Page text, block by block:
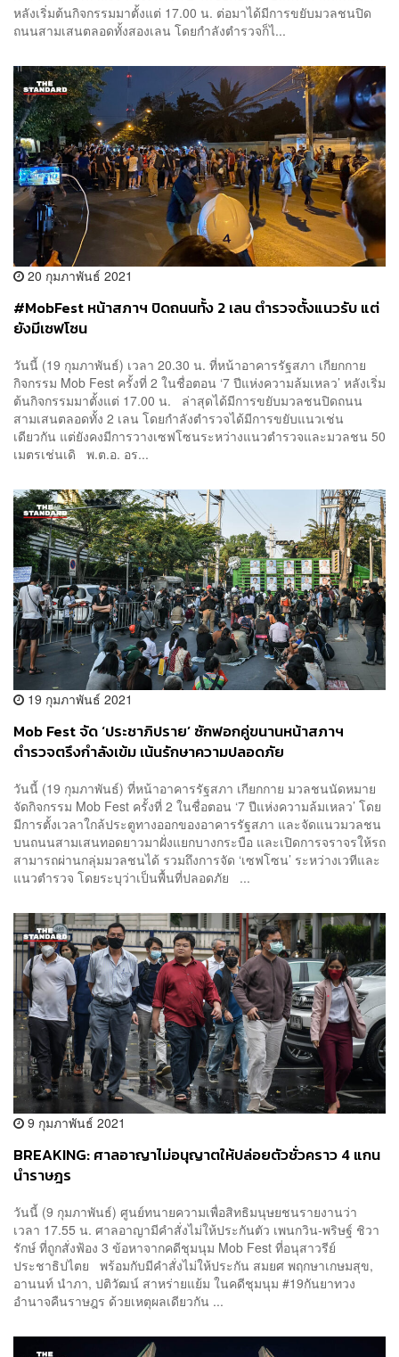
หลังเริ่มต้นกิจกรรมมาตั้งแต่ 17.00 น. ต่อมาได้มีการขยับมวลชนปิด
ถนนสามเสนตลอดทั้งสองเลน โดยกำลังตำรวจก็ไ...
20 กุมภาพันธ์ 2021
#MobFest หน้าสภาฯ ปิดถนนทั้ง 2 เลน ตำรวจตั้งแนวรับ แต่
ยังมีเซฟโซน
วันนี้ (19 กุมภาพันธ์) เวลา 20.30 น. ที่หน้าอาคารรัฐสภา เกียกกาย
กิจกรรม Mob Fest ครั้งที่ 2 ในชื่อตอน ‘7 ปีแห่งความล้มเหลว’ หลังเริ่ม
ต้นกิจกรรมมาตั้งแต่ 17.00 น. ล่าสุดได้มีการขยับมวลชนปิดถนน
สามเสนตลอดทั้ง 2 เลน โดยกำลังตำรวจได้มีการขยับแนวเช่น
เดียวกัน แต่ยังคงมีการวางเซฟโซนระหว่างแนวตำรวจและมวลชน 50
เมตรเช่นเดิ พ.ต.อ. อร...
19 กุมภาพันธ์ 2021
Mob Fest จัด ‘ประชาภิปราย’ ซักฟอกคู่ขนานหน้าสภาฯ
ตำรวจตรึงกำลังเข้ม เน้นรักษาความปลอดภัย
วันนี้ (19 กุมภาพันธ์) ที่หน้าอาคารรัฐสภา เกียกกาย มวลชนนัดหมาย
จัดกิจกรรม Mob Fest ครั้งที่ 2 ในชื่อตอน ‘7 ปีแห่งความล้มเหลว’ โดย
มีการตั้งเวลาใกล้ประตูทางออกของอาคารรัฐสภา และจัดแนวมวลชน
บนถนนสามเสนทอดยาวมาฝั่งแยกบางกระบือ และเปิดการจราจรให้รถ
สามารถผ่านกลุ่มมวลชนได้ รวมถึงการจัด ‘เซฟโซน’ ระหว่างเวทีและ
แนวตำรวจ โดยระบุว่าเป็นพื้นที่ปลอดภัย ...
9 กุมภาพันธ์ 2021
BREAKING: ศาลอาญาไม่อนุญาตให้ปล่อยตัวชั่วคราว 4 แกน
นำราษฎร
วันนี้ (9 กุมภาพันธ์) ศูนย์ทนายความเพื่อสิทธิมนุษยชนรายงานว่า
เวลา 17.55 น. ศาลอาญามีคำสั่งไม่ให้ประกันตัว เพนกวิน-พริษฐ์ ชิวา
รักษ์ ที่ถูกสั่งฟ้อง 3 ข้อหาจากคดีชุมนุม Mob Fest ​ที่อนุสาวรีย์
ประชาธิปไตย พร้อมกับมีคำสั่งไม่ให้ประกัน สมยศ พฤกษาเกษมสุข,
อานนท์ นำภา, ปติวัฒน์ สาหร่ายแย้ม ในคดีชุมนุม #19กันยาทวง
อำนาจคืนราษฎร ด้วยเหตุผลเดียวกัน ...